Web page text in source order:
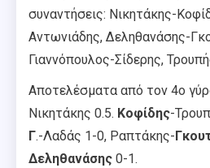
συναντήσεις: Νικητάκης-
Αντωνιάδης, Δεληθανάσης-
Γιαννόπουλος-Σίδερης,
Αποτελέσματα από τον 4ο
Νικητάκης 0.5. Κοφίδης-
Γ.-Λαδάς 1-0, Ραπτάκης-
Δεληθανάσης 0-1.